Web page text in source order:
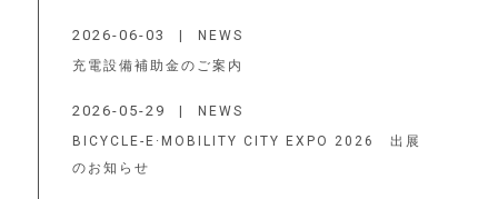
2026-06-03
NEWS
充電設備補助金のご案内
2026-05-29
NEWS
BICYCLE-E·MOBILITY CITY EXPO 2026 出展
のお知らせ